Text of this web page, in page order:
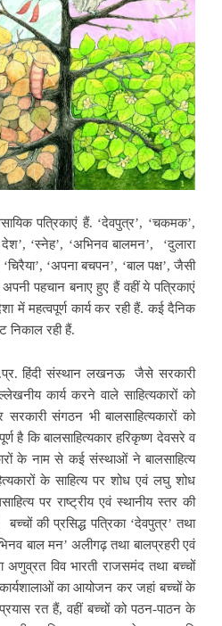
पत्रिकाएं हैं. ‘देवपुत्र’, ‘चकमक’,
देश’, ‘स्नेह’, ‘अभिनव बालमन’, ‘दुलारा
‘अपना बचपन’, ‘बाल पक्ष’, जैसी
पहचान बनाए हुए हैं वहीं ये पत्रिकाएं
में महत्वपूर्ण कार्य कर रही हैं. कई दैनिक
निकाल रही हैं.
हिंदी संस्थान लखनऊ जैसे सरकारी
कार्य करने वाले साहित्यकारों को
संगठन भी बालसाहित्यकारों को
है कि बालसाहित्यकार हरिकृष्ण देवसरे व
के नाम से कई संस्थाओं ने बालसाहित्य
के साहित्य पर शोध एवं लघु शोध
पर राष्ट्रीय एवं स्थानीय स्तर की
की प्रसिद्ध पत्रिका ‘देवपुत्र’ तथा
बाल मन’ अलीगढ़ तथा बालप्रहरी एवं
अणुव्रत विव भारती राजसमंद तथा बच्चों
का आयोजन कर जहां बच्चों के
रत हैं, वहीं बच्चों को पठन-पाठन के